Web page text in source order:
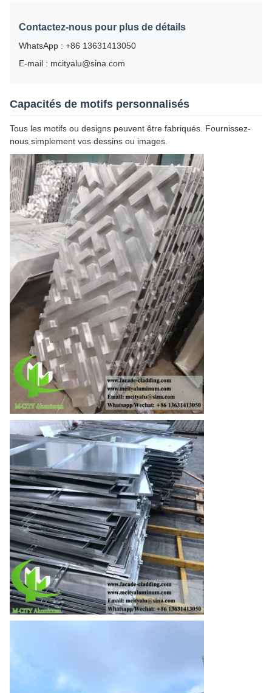
Contactez-nous pour plus de détails
WhatsApp : +86 13631413050
E-mail : mcityalu@sina.com
Capacités de motifs personnalisés
Tous les motifs ou designs peuvent être fabriqués. Fournissez-
nous simplement vos dessins ou images.